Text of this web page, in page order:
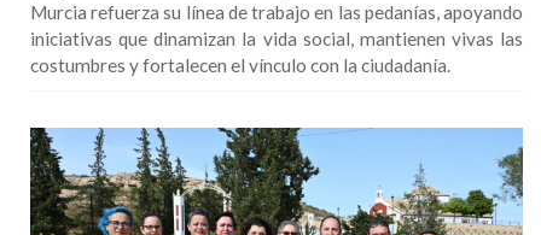
Murcia refuerza su línea de trabajo en las pedanías, apoyando
iniciativas que dinamizan la vida social, mantienen vivas las
costumbres y fortalecen el vínculo con la ciudadanía.